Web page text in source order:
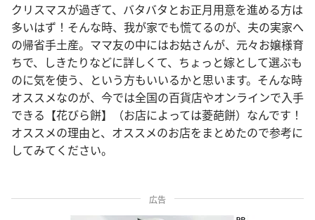
クリスマスが過ぎて、バタバタとお正月用意を進める方は
多いはず！そんな時、我が家でも慌てるのが、夫の実家へ
の帰省手土産。ママ友の中にはお姑さんが、元々お嬢様育
ちで、しきたりなどに詳しくて、ちょっと嫁として選ぶも
のに気を使う、という方もいいるかと思います。そんな時
オススメなのが、今では全国の百貨店やオンラインで入手
できる【花びら餅】（お店によっては菱葩餅）なんです！
オススメの理由と、オススメのお店をまとめたので参考に
してみてください。
広告